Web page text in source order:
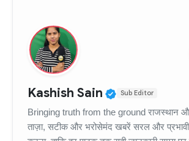
Kashish Sain Verified
Sub Editor
Bringing truth from the ground राजस्थान
ताज़ा, सटीक और भरोसेमंद खबरें सरल और